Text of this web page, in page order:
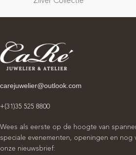
carejuwelier@outlook.com
+(31)35 525 8800
Wees als eerste op de hoogte van
speciale evenementen, openingen en nog
onze nieuwsbrief: